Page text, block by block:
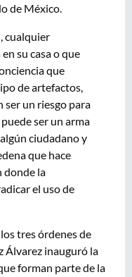
de México.
cualquier
su casa o que
que
de artefactos,
ser un riesgo para
ser un arma
ciudadano y
que hace
donde la
el uso de
tres órdenes de
Álvarez inauguró la
forman parte de la